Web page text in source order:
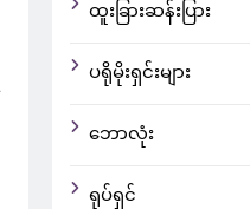
ထူးခြားဆန်းပြား
ပရိုမိုးရှင်းများ
ဘောလုံး
ရုပ်ရှင်